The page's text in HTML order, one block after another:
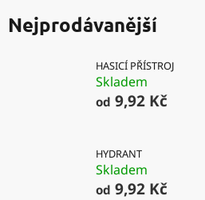
Nejprodávanější
HASICÍ PŘÍSTROJ
Skladem
od 9,92 Kč
HYDRANT
Skladem
od 9,92 Kč